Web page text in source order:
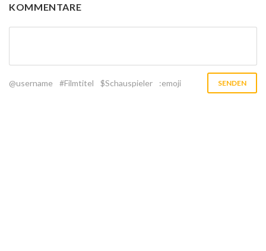
KOMMENTARE
@username #Filmtitel $Schauspieler :emoji